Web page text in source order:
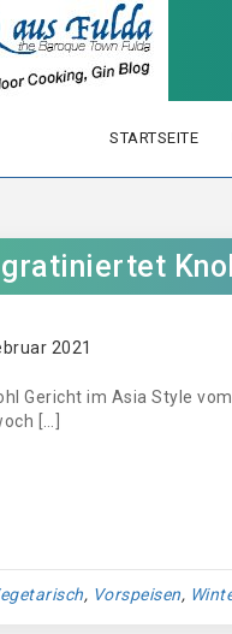
STARTSEITE
2021
Gericht im Asia Style
[…]
, Vorspeisen,